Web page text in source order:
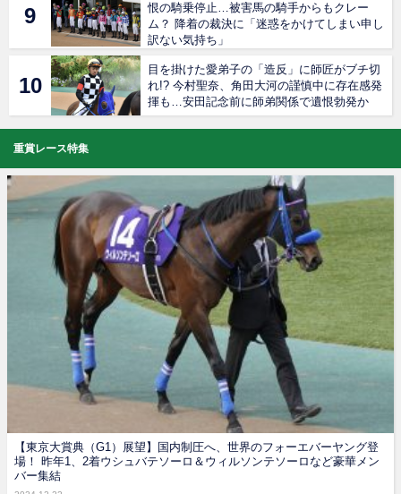
恨の騎乗停止…被害馬の騎手からもクレー
ム？ 降着の裁決に「迷惑をかけてしまい申し
訳ない気持ち」
目を掛けた愛弟子の「造反」に師匠がブチ切
れ!? 今村聖奈、角田大河の謹慎中に存在感発
揮も…安田記念前に師弟関係で遺恨勃発か
重賞レース特集
【東京大賞典（G1）展望】国内制圧へ、世界のフォーエバーヤング登
場！ 昨年1、2着ウシュバテソーロ＆ウィルソンテソーロなど豪華メン
バー集結